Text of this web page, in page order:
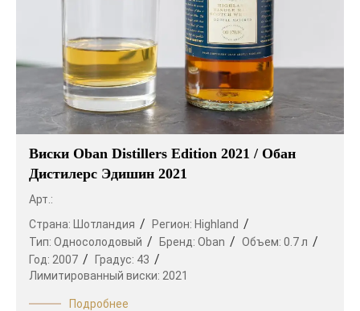
Виски Oban Distillers Edition 2021 / Обан
Дистилерс Эдишин 2021
Арт.:
Страна:
Шотландия Регион: Highland
Тип: Односолодовый Бренд: Oban Объем: 0.7 л
Год: 2007 Градус: 43
Лимитированный виски: 2021
Подробнее